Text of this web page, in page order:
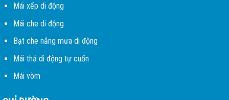
Mái xếp di động
Mái che di động
Bạt che nắng mưa di động
Mái thả di động tự cuốn
Mái vòm